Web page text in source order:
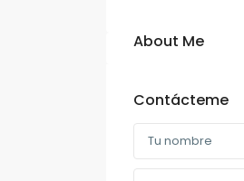
About Me
Contácteme